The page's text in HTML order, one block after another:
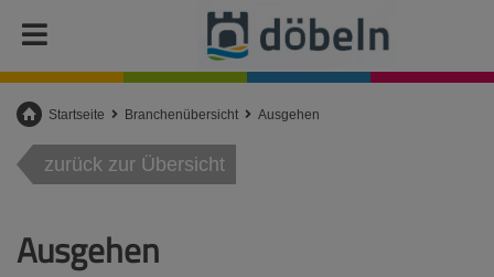
Startseite Branchenübersicht Ausgehen
zurück zur Übersicht
Ausgehen